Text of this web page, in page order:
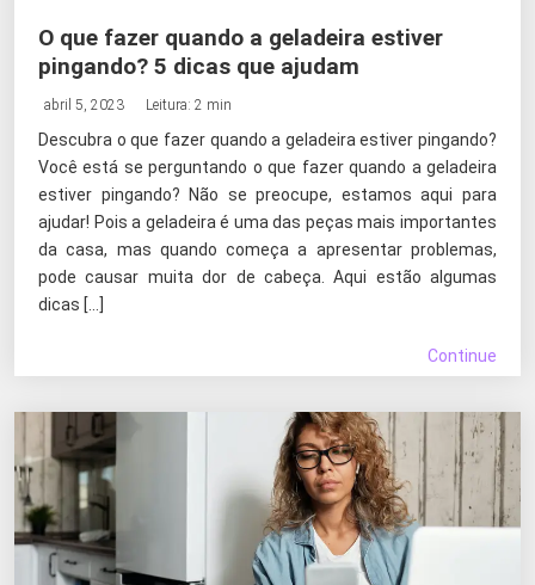
O que fazer quando a geladeira estiver
pingando? 5 dicas que ajudam
abril 5, 2023 Leitura: 2 min
Descubra o que fazer quando a geladeira estiver pingando?
Você está se perguntando o que fazer quando a geladeira
estiver pingando? Não se preocupe, estamos aqui para
ajudar! Pois a geladeira é uma das peças mais importantes
da casa, mas quando começa a apresentar problemas,
pode causar muita dor de cabeça. Aqui estão algumas
dicas […]
Continue